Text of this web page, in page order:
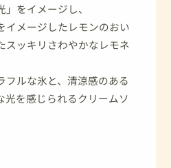
をイメージし、
イメージしたレモンのおい
スッキリさわやかなレモネ
フルな氷と、清涼感のある
光を感じられるクリームソ